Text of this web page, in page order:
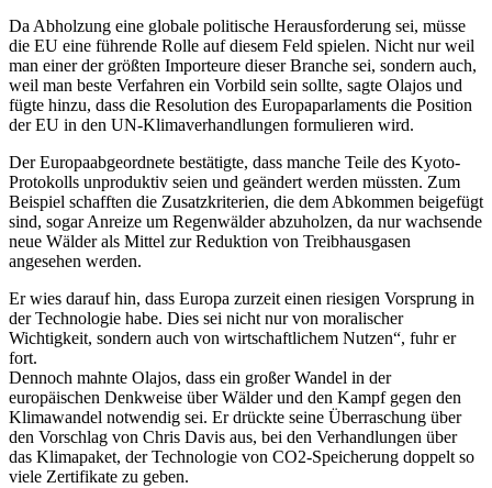
Da Abholzung eine globale politische Herausforderung sei, müsse
die EU eine führende Rolle auf diesem Feld spielen. Nicht nur weil
man einer der größten Importeure dieser Branche sei, sondern auch,
weil man beste Verfahren ein Vorbild sein sollte, sagte Olajos und
fügte hinzu, dass die Resolution des Europaparlaments die Position
der EU in den UN-Klimaverhandlungen formulieren wird.
Der Europaabgeordnete bestätigte, dass manche Teile des Kyoto-
Protokolls unproduktiv seien und geändert werden müssten. Zum
Beispiel schafften die Zusatzkriterien, die dem Abkommen beigefügt
sind, sogar Anreize um Regenwälder abzuholzen, da nur wachsende
neue Wälder als Mittel zur Reduktion von Treibhausgasen
angesehen werden.
Er wies darauf hin, dass Europa zurzeit einen riesigen Vorsprung in
der Technologie habe. Dies sei nicht nur von moralischer
Wichtigkeit, sondern auch von wirtschaftlichem Nutzen“, fuhr er
fort.
Dennoch mahnte Olajos, dass ein großer Wandel in der
europäischen Denkweise über Wälder und den Kampf gegen den
Klimawandel notwendig sei. Er drückte seine Überraschung über
den Vorschlag von Chris Davis aus, bei den Verhandlungen über
das Klimapaket, der Technologie von CO2-Speicherung doppelt so
viele Zertifikate zu geben.